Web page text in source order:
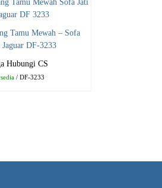
Tamu Mewah – Sofa
DF-3233
Hubungi CS
/ DF-3233